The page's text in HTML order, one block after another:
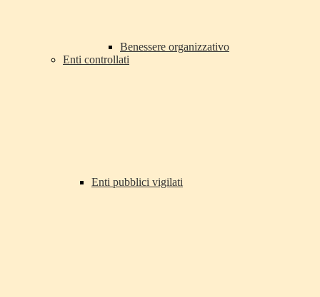
Benessere organizzativo
Enti controllati
Enti pubblici vigilati